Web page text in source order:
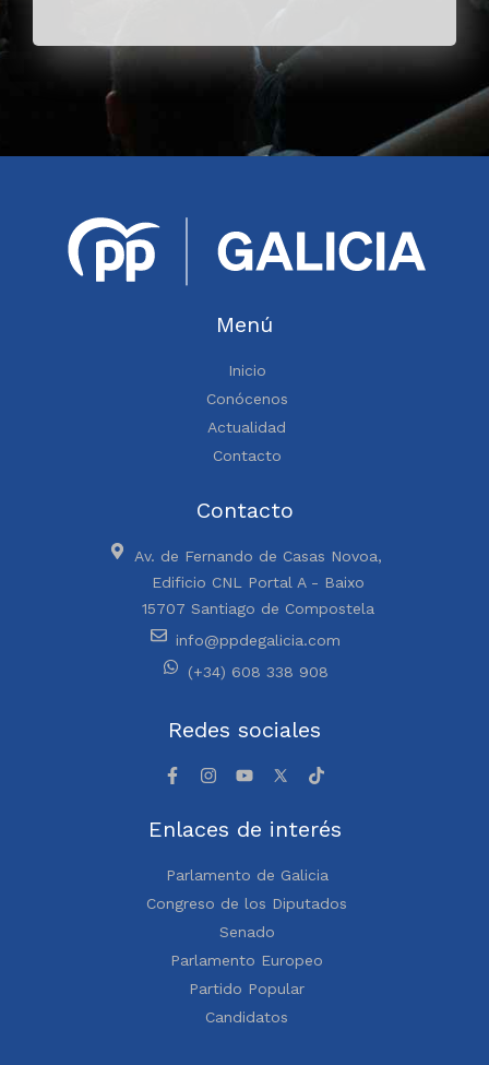
Menú
Inicio
Conócenos
Actualidad
Contacto
Contacto
Av. de Fernando de Casas Novoa,
Edificio CNL Portal A - Baixo
15707 Santiago de Compostela
info@ppdegalicia.com
(+34) 608 338 908
Redes sociales
Enlaces de interés
Parlamento de Galicia
Congreso de los Diputados
Senado
Parlamento Europeo
Partido Popular
Candidatos